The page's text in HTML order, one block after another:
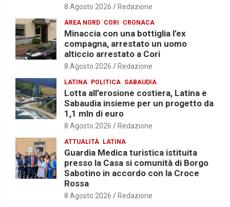
8 Agosto 2026 Redazione
AREA NORD CORI CRONACA
Minaccia con una bottiglia l’ex
compagna, arrestato un uomo
alticcio arrestato a Cori
8 Agosto 2026 Redazione
LATINA POLITICA SABAUDIA
Lotta all’erosione costiera, Latina e
Sabaudia insieme per un progetto da
1,1 mln di euro
8 Agosto 2026 Redazione
ATTUALITÀ LATINA
Guardia Medica turistica istituita
presso la Casa si comunità di Borgo
Sabotino in accordo con la Croce
Rossa
8 Agosto 2026 Redazione